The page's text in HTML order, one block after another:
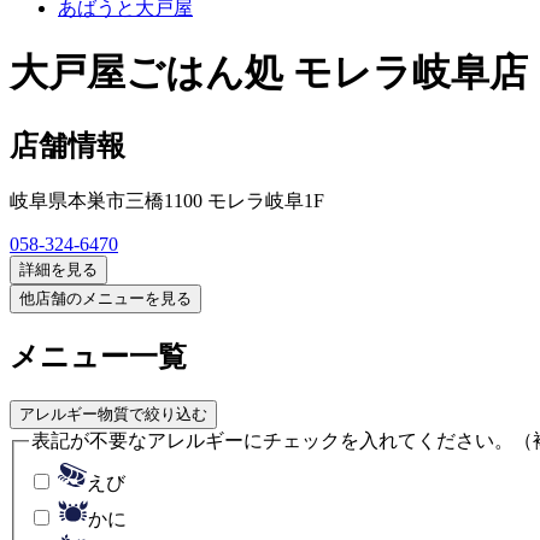
あばうと大戸屋
大戸屋ごはん処 モレラ岐阜店
店舗情報
岐阜県本巣市三橋1100 モレラ岐阜1F
058-324-6470
詳細を見る
他店舗のメニューを見る
メニュー一覧
アレルギー物質で絞り込む
表記が不要なアレルギーにチェックを入れてください。
えび
かに